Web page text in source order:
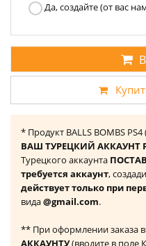
Да, создайте (от вас
* Продукт BALLS BOMBS
ВАШ ТУРЕЦКИЙ АККАУНТ
Турецкого аккаунта
требуется аккаунт,
действует только при
вида@gmail.com.
** При оформлении заказа